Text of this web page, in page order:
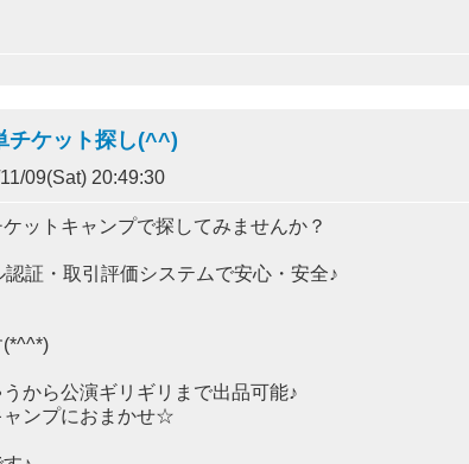
チケット探し(^^)
09(Sat) 20:49:30
ットキャンプで探してみませんか？
証・取引評価システムで安心・安全♪
から公演ギリギリまで出品可能♪
ャンプにおまかせ☆